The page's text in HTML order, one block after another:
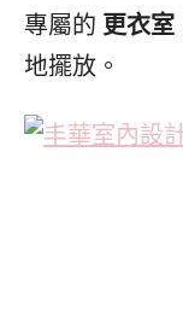
專屬的 更衣室
地擺放。